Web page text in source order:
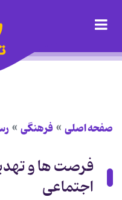
صفحه اصلی فرهنگی
فرصت ها و
اجتماعی